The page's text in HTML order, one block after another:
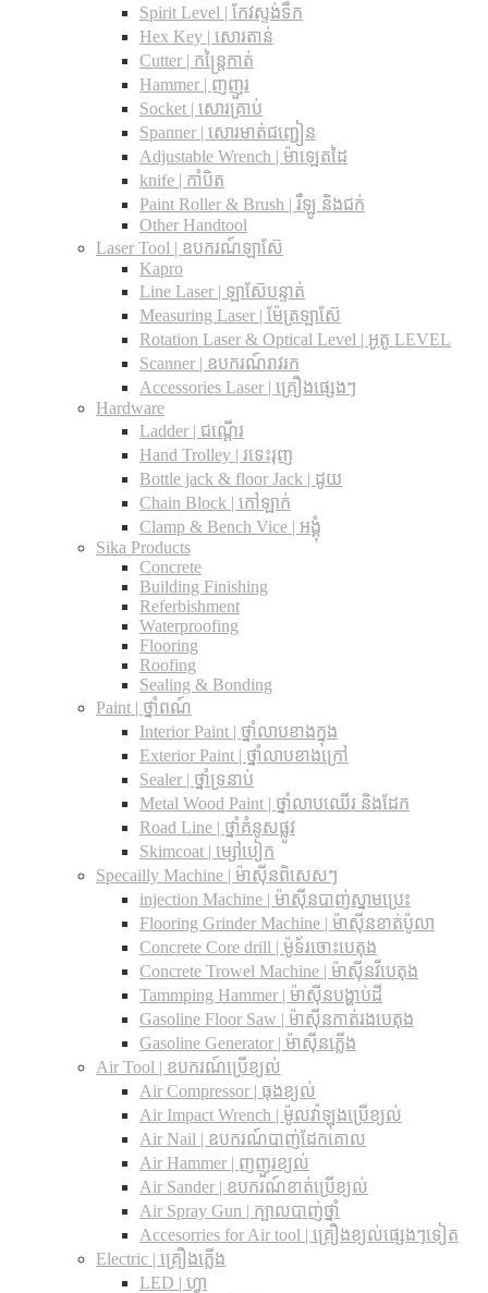
Spirit Level | កែវស្ទង់ទឹក
Hex Key | សោរតាន់
Cutter | កន្រ្តៃកាត់
Hammer | ញញួរ
Socket | សោរគ្រាប់
Spanner |​ សោរមាត់ជញ្ជៀន
Adjustable Wrench |​ ម៉ាឡេតដៃ
knife | កាំបិត
Paint Roller & Brush | រឺឡូ និងជក់
Other Handtool
Laser Tool | ឧបករណ៍ឡាស៊ែ
Kapro
Line Laser | ឡាស៊ែបន្ទាត់
Measuring Laser | ម៉ែត្រឡាស៊ែ
Rotation Laser & Optical Level | អូតូ LEVEL
Scanner | ឧបករណ៍រាវរក
Accessories Laser | គ្រឿងផ្សេងៗ
Hardware
Ladder | ជណ្តើរ
Hand Trolley | រទេះរុញ
Bottle jack & floor Jack​ | ដូយ
Chain Block | កៅឡាក់
Clamp & Bench Vice | អង្គុំ
Sika Products
Concrete
Building Finishing
Referbishment
Waterproofing
Flooring
Roofing
Sealing & Bonding
Paint | ថ្នាំពណ៍
Interior Paint | ថ្នាំលាបខាងក្នុង
Exterior Paint | ថ្នាំលាបខាងក្រៅ
Sealer | ថ្នាំទ្រនាប់
Metal Wood Paint | ថ្នាំលាបឈើរ និងដែក
Road Line | ថ្នាំគំនូសផ្លូវ
Skimcoat | ម្សៅបៀក
Specailly Machine | ម៉ាស៊ីនពិសេសៗ
injection Machine | ម៉ាស៊ីនបាញ់ស្នាមប្រេះ
Flooring Grinder Machine | ម៉ាស៊ីនខាត់ប៉ូលា
Concrete Core drill | ម៉ូទ័រចោះបេតុង
Concrete Trowel Machine | ម៉ាស៊ីនវីបេតុង
Tammping Hammer | ម៉ាស៊ីនបង្ហាប់ដី
Gasoline Floor Saw | ម៉ាស៊ីនកាត់រងបេតុង
Gasoline Generator | ម៉ាស៊ីនភ្លើង
Air Tool | ឧបករណ៍ប្រើខ្យល់
Air Compressor | ធុងខ្យល់
Air Impact Wrench | ម៉ូលវ៉ាឡុងប្រើខ្យល់
Air Nail | ឧបករណ៍បាញ់ដែកគោល
Air Hammer | ញញួរខ្យល់
Air Sander | ឧបករណ៍ខាត់ប្រើខ្យល់
Air Spray Gun | ក្បាលបាញ់ថ្នាំ
Accesorries for Air tool | គ្រឿងខ្យល់ផ្សេងៗទៀត
Electric | គ្រឿងភ្លើង
LED | ហ្វា